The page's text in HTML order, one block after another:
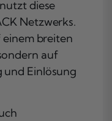
diese
Netzwerks.
breiten
auf
Einlösung